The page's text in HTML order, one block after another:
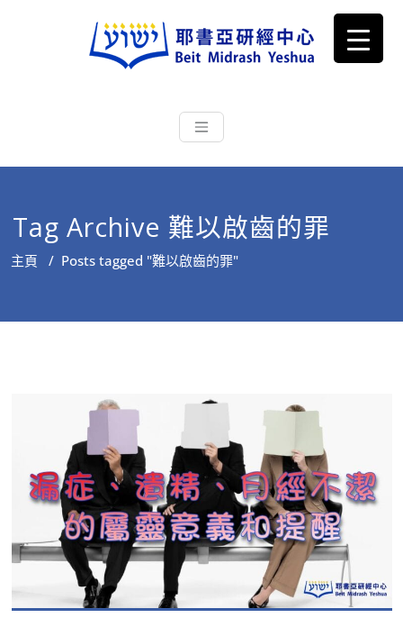
耶書亞研經中心
根源明白聖經，成為更好的門徒
Tag Archive 難以啟齒的罪
主頁 / Posts tagged "難以啟齒的罪"